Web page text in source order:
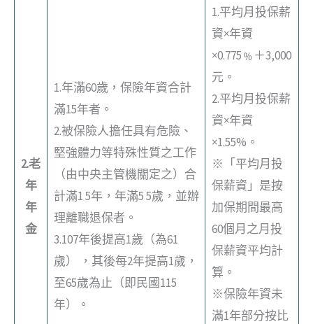
2.老
年
年
金
1.年滿60歲，保險年資合計
滿15年者。
2.被保險人擔任具有危險、
堅強體力等特殊性質之工作
（由中央主管機關定之）合
計滿1 5年，年滿5 5歲，並辦
理離職退保者。
3.107年後提高1歲（為61
歲） ，其後每2年提高1歲，
至65歲為止（即民國115
年）。
1.平均月投保薪
資×年資
×0.775﹪＋3,000
元。
2.平均月投保薪
資×年資
×1.55%。
※「平均月投
保薪資」是按
加保期間最高
60個月之月投
保薪資平均計
算。
※保險年資未
滿1年部分按比